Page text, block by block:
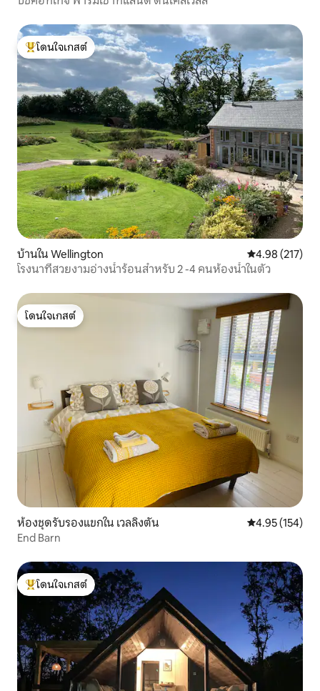
โดนใจเกสต์ที่สุด
โดนใจเกสต์
บ้านใน Wellington คะแนนเฉลี่ย
4.98 (217)
โรงนาที่สวยงามอ่างน้ำร้อนสำหรับ 2 -4 คนห้องน้ำในตัว
โดนใจเกสต์
โดนใจเกสต์
ห้องชุดรับรองแขกใน เวลลิงตัน คะแนนเฉลี่ย
4.95 (154)
End Barn
โดนใจเกสต์ที่สุด
โดนใจเกสต์